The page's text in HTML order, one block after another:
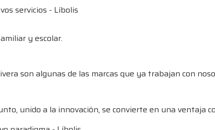
y escolar.
son algunas de las marcas que ya trabajan con
unido a la innovación, se convierte en una ventaja